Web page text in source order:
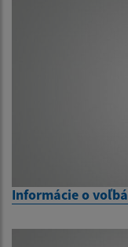
Informácie o